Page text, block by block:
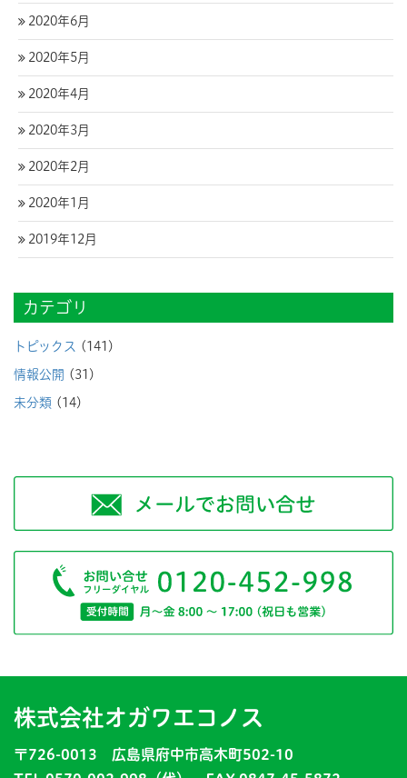
2020年6月
2020年5月
2020年4月
2020年3月
2020年2月
2020年1月
2019年12月
カテゴリ
トピックス (141)
情報公開 (31)
未分類 (14)
株式会社オガワエコノス
〒726-0013 広島県府中市高木町502-10